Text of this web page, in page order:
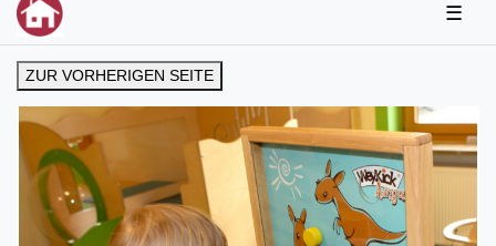
☰
ZUR VORHERIGEN SEITE